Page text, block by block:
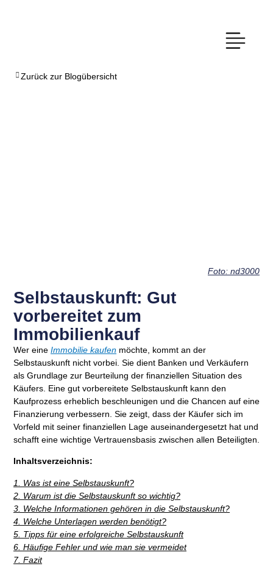
Zurück zur Blogübersicht
Foto: nd3000
Selbstauskunft: Gut
vorbereitet zum
Immobilienkauf
Wer eine Immobilie kaufen möchte, kommt an der
Selbstauskunft nicht vorbei. Sie dient Banken und Verkäufern
als Grundlage zur Beurteilung der finanziellen Situation des
Käufers. Eine gut vorbereitete Selbstauskunft kann den
Kaufprozess erheblich beschleunigen und die Chancen auf eine
Finanzierung verbessern. Sie zeigt, dass der Käufer sich im
Vorfeld mit seiner finanziellen Lage auseinandergesetzt hat und
schafft eine wichtige Vertrauensbasis zwischen allen Beteiligten.
Inhaltsverzeichnis:
1. Was ist eine Selbstauskunft?
2. Warum ist die Selbstauskunft so wichtig?
3. Welche Informationen gehören in die Selbstauskunft?
4. Welche Unterlagen werden benötigt?
5. Tipps für eine erfolgreiche Selbstauskunft
6. Häufige Fehler und wie man sie vermeidet
7. Fazit